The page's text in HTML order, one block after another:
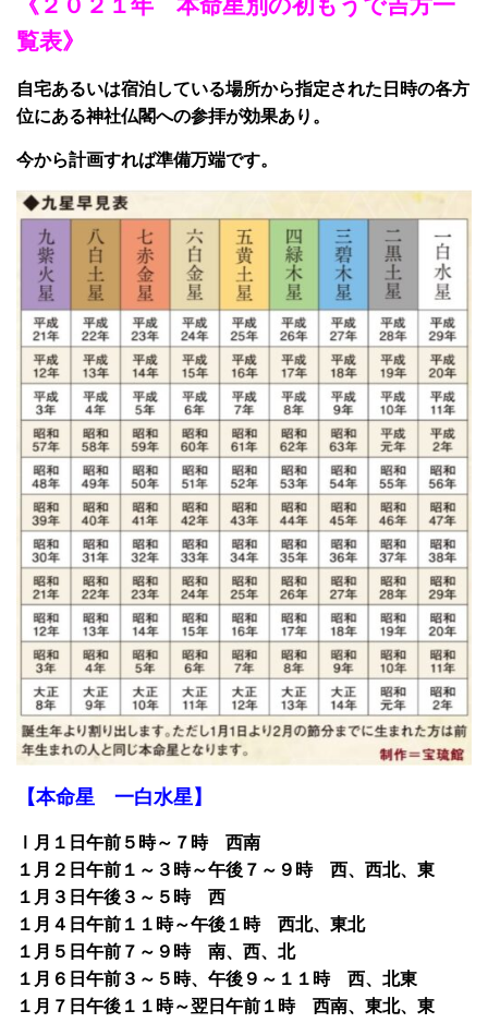
《２０２１年 本命星別の初もうで吉方一
覧表》
自宅あるいは宿泊している場所から指定された日時の各方
位にある神社仏閣への参拝が効果あり。
今から計画すれば準備万端です。
【本命星 一白水星】
Ⅰ月１日午前５時～７時 西南
１月２日午前１～３時～午後７～９時 西、西北、東
１月３日午後３～５時 西
１月４日午前１１時～午後１時 西北、東北
１月５日午前７～９時 南、西、北
１月６日午前３～５時、午後９～１１時 西、北東
１月７日午後１１時～翌日午前１時 西南、東北、東